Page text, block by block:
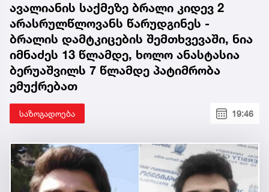
ავალიანის საქმეზე ბრალი კიდევ 2
არასრულწლოვანს წარუდგინეს -
ბრალის დამტკიცების შემთხვევაში, ნია
იმნაძეს 13 წლამდე, ხოლო ანასტასია
ბერუაშვილს 7 წლამდე პატიმრობა
ემუქრებათ
საზოგადოება 19:46